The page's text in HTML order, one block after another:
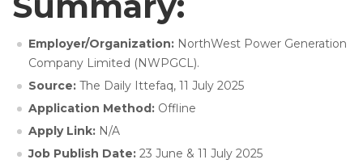
Employer/Organization: NorthWest Power Generation
Company Limited (NWPGCL).
Source: The Daily Ittefaq, 11 July 2025
Application Method: Offline
Apply Link: N/A
Job Publish Date: 23 June & 11 July 2025